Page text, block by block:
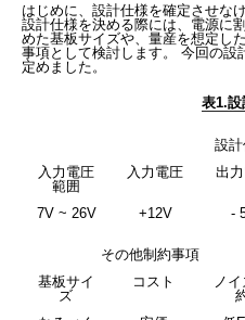
はじめに、設計仕様を確定させな
設計仕様を決める際には、電源に
めた基板サイズや、量産を想定し
事項として検討します。 今回の設
定めました。
表1.設
設
入力電圧
範囲
入力電圧 出
7V ~ 26V
+12V -
その他制約事項
基板サイ
ズ
コスト
ノ